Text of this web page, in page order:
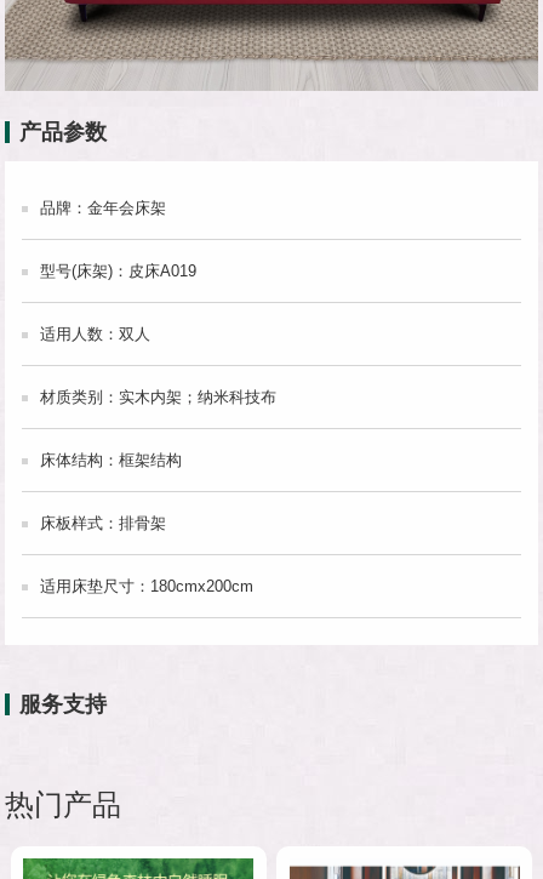
产品参数
品牌：金年会床架
型号(床架)：皮床A019
适用人数：双人
材质类别：实木内架；纳米科技布
床体结构：框架结构
床板样式：排骨架
适用床垫尺寸：180cmx200cm
服务支持
热门产品